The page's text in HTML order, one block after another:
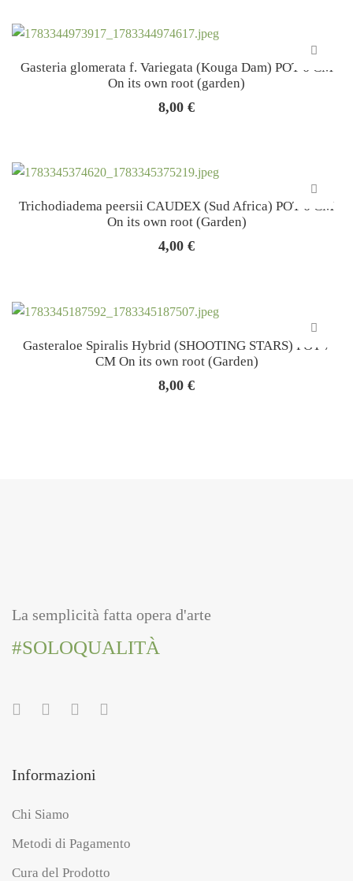
Gasteria glomerata f. Variegata (Kouga Dam) POT 6 CM
On its own root (garden)
8,00 €
Trichodiadema peersii CAUDEX (Sud Africa) POT 6 CM
On its own root (Garden)
4,00 €
Gasteraloe Spiralis Hybrid (SHOOTING STARS) POT 7
CM On its own root (Garden)
8,00 €
La semplicità fatta opera d'arte
#SOLOQUALITÀ
Informazioni
Chi Siamo
Metodi di Pagamento
Cura del Prodotto